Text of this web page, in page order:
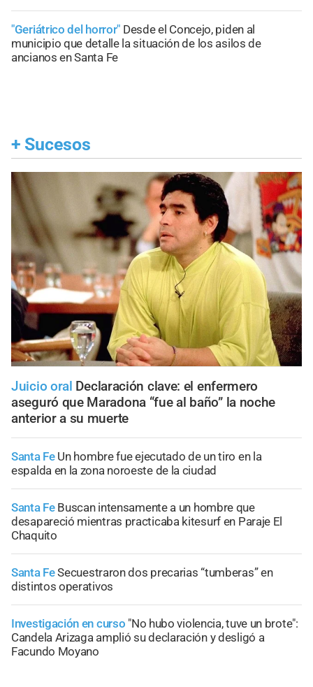
"Geriátrico del horror" Desde el Concejo, piden al
municipio que detalle la situación de los asilos de
ancianos en Santa Fe
+ Sucesos
Juicio oral Declaración clave: el enfermero
aseguró que Maradona “fue al baño” la noche
anterior a su muerte
Santa Fe Un hombre fue ejecutado de un tiro en la
espalda en la zona noroeste de la ciudad
Santa Fe Buscan intensamente a un hombre que
desapareció mientras practicaba kitesurf en Paraje El
Chaquito
Santa FeSecuestraron dos precarias “tumberas” en
distintos operativos
Investigación en curso "No hubo violencia, tuve un brote":
Candela Arizaga amplió su declaración y desligó a
Facundo Moyano